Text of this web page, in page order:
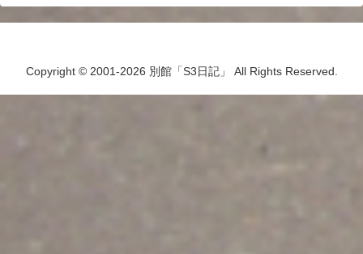
Copyright © 2001-2026 別館「S3日記」 All Rights Reserved.